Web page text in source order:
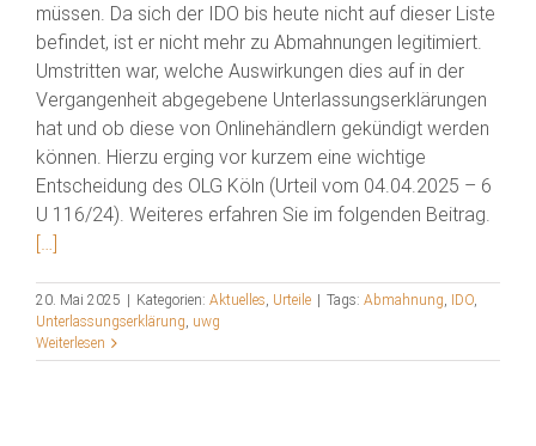
müssen. Da sich der IDO bis heute nicht auf dieser Liste
befindet, ist er nicht mehr zu Abmahnungen legitimiert.
Umstritten war, welche Auswirkungen dies auf in der
Vergangenheit abgegebene Unterlassungserklärungen
hat und ob diese von Onlinehändlern gekündigt werden
können. Hierzu erging vor kurzem eine wichtige
Entscheidung des OLG Köln (Urteil vom 04.04.2025 – 6
U 116/24). Weiteres erfahren Sie im folgenden Beitrag.
[…]
20. Mai 2025 | Kategorien: Aktuelles Urteile | Tags: Abmahnung IDO
Unterlassungserklärung uwg
Weiterlesen